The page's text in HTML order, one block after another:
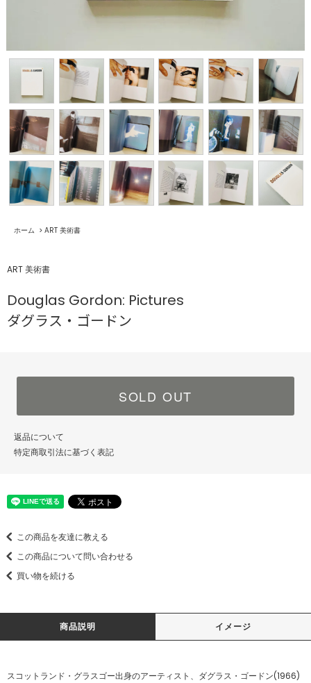
ホーム > ART 美術書
ART 美術書
Douglas Gordon: Pictures
ダグラス・ゴードン
SOLD OUT
返品について
特定商取引法に基づく表記
この商品を友達に教える
この商品について問い合わせる
買い物を続ける
商品説明 イメージ
スコットランド・グラスゴー出身のアーティスト、ダグラス・ゴードン(1966)